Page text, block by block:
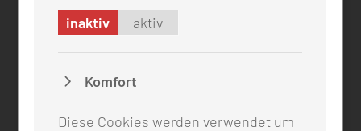
KONTAKT
0355 46 -0
inaktiv aktiv
Komfort
Diese Cookies werden verwendet um